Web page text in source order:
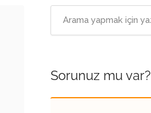
Sorunuz mu var?